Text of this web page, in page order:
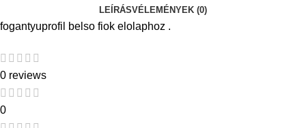
LEÍRÁSVÉLEMÉNYEK (0)
fogantyuprofil belso fiok elolaphoz .
0 reviews
0